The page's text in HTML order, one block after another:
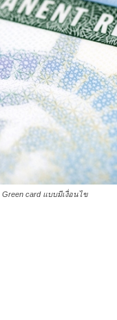
Green card แบบมีเงื่อนไข